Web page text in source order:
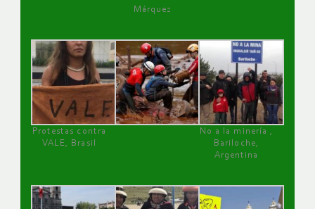
Márquez
Protestas contra
VALE, Brasil
No a la minería ,
Bariloche,
Argentina